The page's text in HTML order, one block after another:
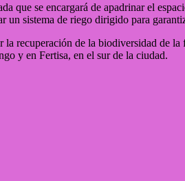
que se encargará de apadrinar el
un sistema de riego dirigido para
recuperación de la biodiversidad de
y en Fertisa, en el sur de la ciudad.